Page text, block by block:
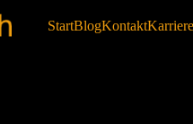
StartBlogKontakt